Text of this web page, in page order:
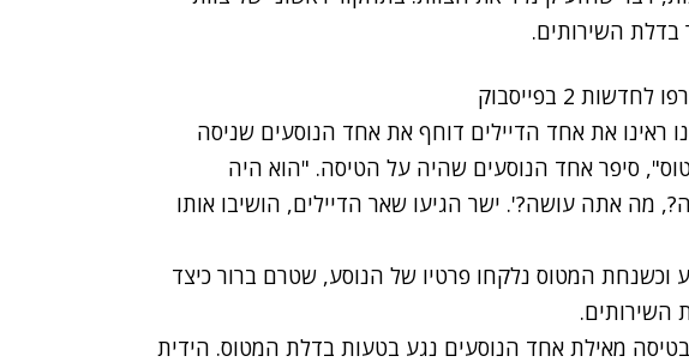
השירותים.
2 בפייסבוק
ראינו את אחד הדיילים דוחף את אחד הנוסעים שניסה
סיפר אחד הנוסעים שהיה על הטיסה. "הוא היה
מה אתה עושה?'. ישר הגיעו שאר הדיילים, הושיבו אותו
וכשנחת המטוס נלקחו פרטיו של הנוסע, שטרם ברור כיצד
השירותים.
מאילת אחד הנוסעים נגע בטעות בדלת המטוס. הידית